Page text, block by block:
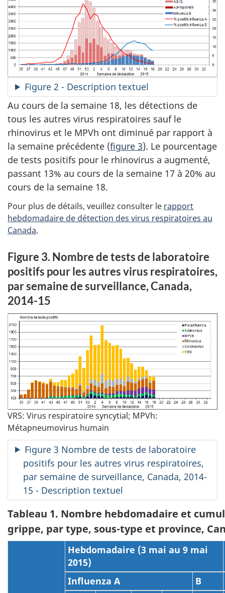
Figure 2 - Description textuel
Au cours de la semaine 18, les détections de
tous les autres virus respiratoires sauf le
rhinovirus et le MPVh ont diminué par rapport à
la semaine précédente (figure 3). Le pourcentage
de tests positifs pour le rhinovirus a augmenté,
passant 13% au cours de la semaine 17 à 20% au
cours de la semaine 18.
Pour plus de détails, veuillez consulter le rapport
hebdomadaire de détection des virus respiratoires au
Canada.
Figure 3. Nombre de tests de laboratoire
positifs pour les autres virus respiratoires,
par semaine de surveillance, Canada,
2014-15
VRS: Virus respiratoire syncytial; MPVh:
Métapneumovirus humain
Figure 3 Nombre de tests de laboratoire
positifs pour les autres virus respiratoires,
par semaine de surveillance, Canada, 2014-
15 - Description textuel
Tableau 1. Nombre hebdomadaire et
grippe, par type, sous-type et province,
Hebdomadaire (3 mai au 9 mai
2015)
Influenza A
B